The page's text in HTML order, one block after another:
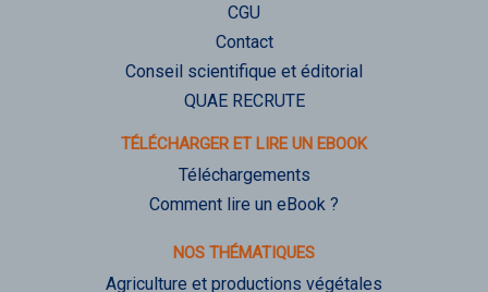
CGU
Contact
Conseil scientifique et éditorial
QUAE RECRUTE
TÉLÉCHARGER ET LIRE UN EBOOK
Téléchargements
Comment lire un eBook ?
NOS THÉMATIQUES
Agriculture et productions végétales